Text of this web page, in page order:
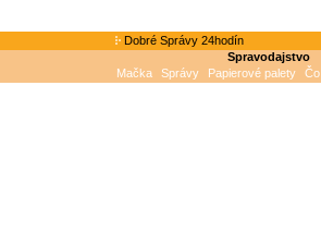
Dobré Správy 24hodín
Spravodajstvo
Mačka
Správy Papierové palety